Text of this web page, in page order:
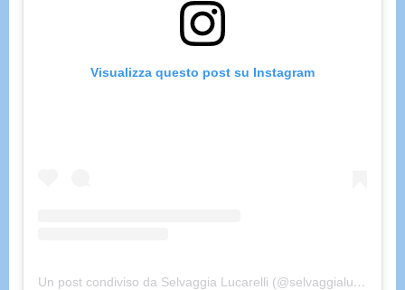
Visualizza questo post su Instagram
Un post condiviso da Selvaggia Lucarelli (@selvaggialucarelli)